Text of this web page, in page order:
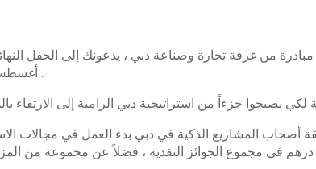
أغسطس/آب ۲۰۲۰ ، في الساعة ۱۰ صباحاً (الإمارات العربية المتحدة) .
أصحاب المشاريع الذكية في دبي بدء العمل في مجالات